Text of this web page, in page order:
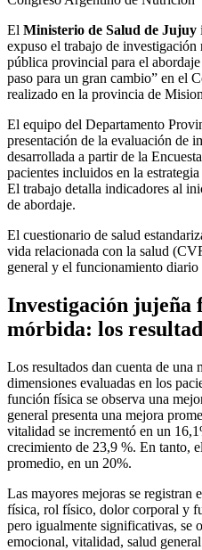
El Ministerio de Salud de Jujuy
expuso el trabajo de investigación
pública provincial para el
paso para un gran cambio” en el
realizado en la provincia de
El equipo del Departamento
presentación de la evaluación de
desarrollada a partir de la
pacientes incluidos en la
El trabajo detalla indicadores al
de abordaje.
El cuestionario de salud
vida relacionada con la salud
general y el funcionamiento diario
Investigación jujeña
mórbida: los
Los resultados dan cuenta de una
dimensiones evaluadas en los
función física se observa una
general presenta una mejora
vitalidad se incrementó en un
crecimiento de 23,9 %. En tanto,
promedio, en un 20%.
Las mayores mejoras se registran
física, rol físico, dolor corporal y
pero igualmente significativas, se
emocional, vitalidad, salud